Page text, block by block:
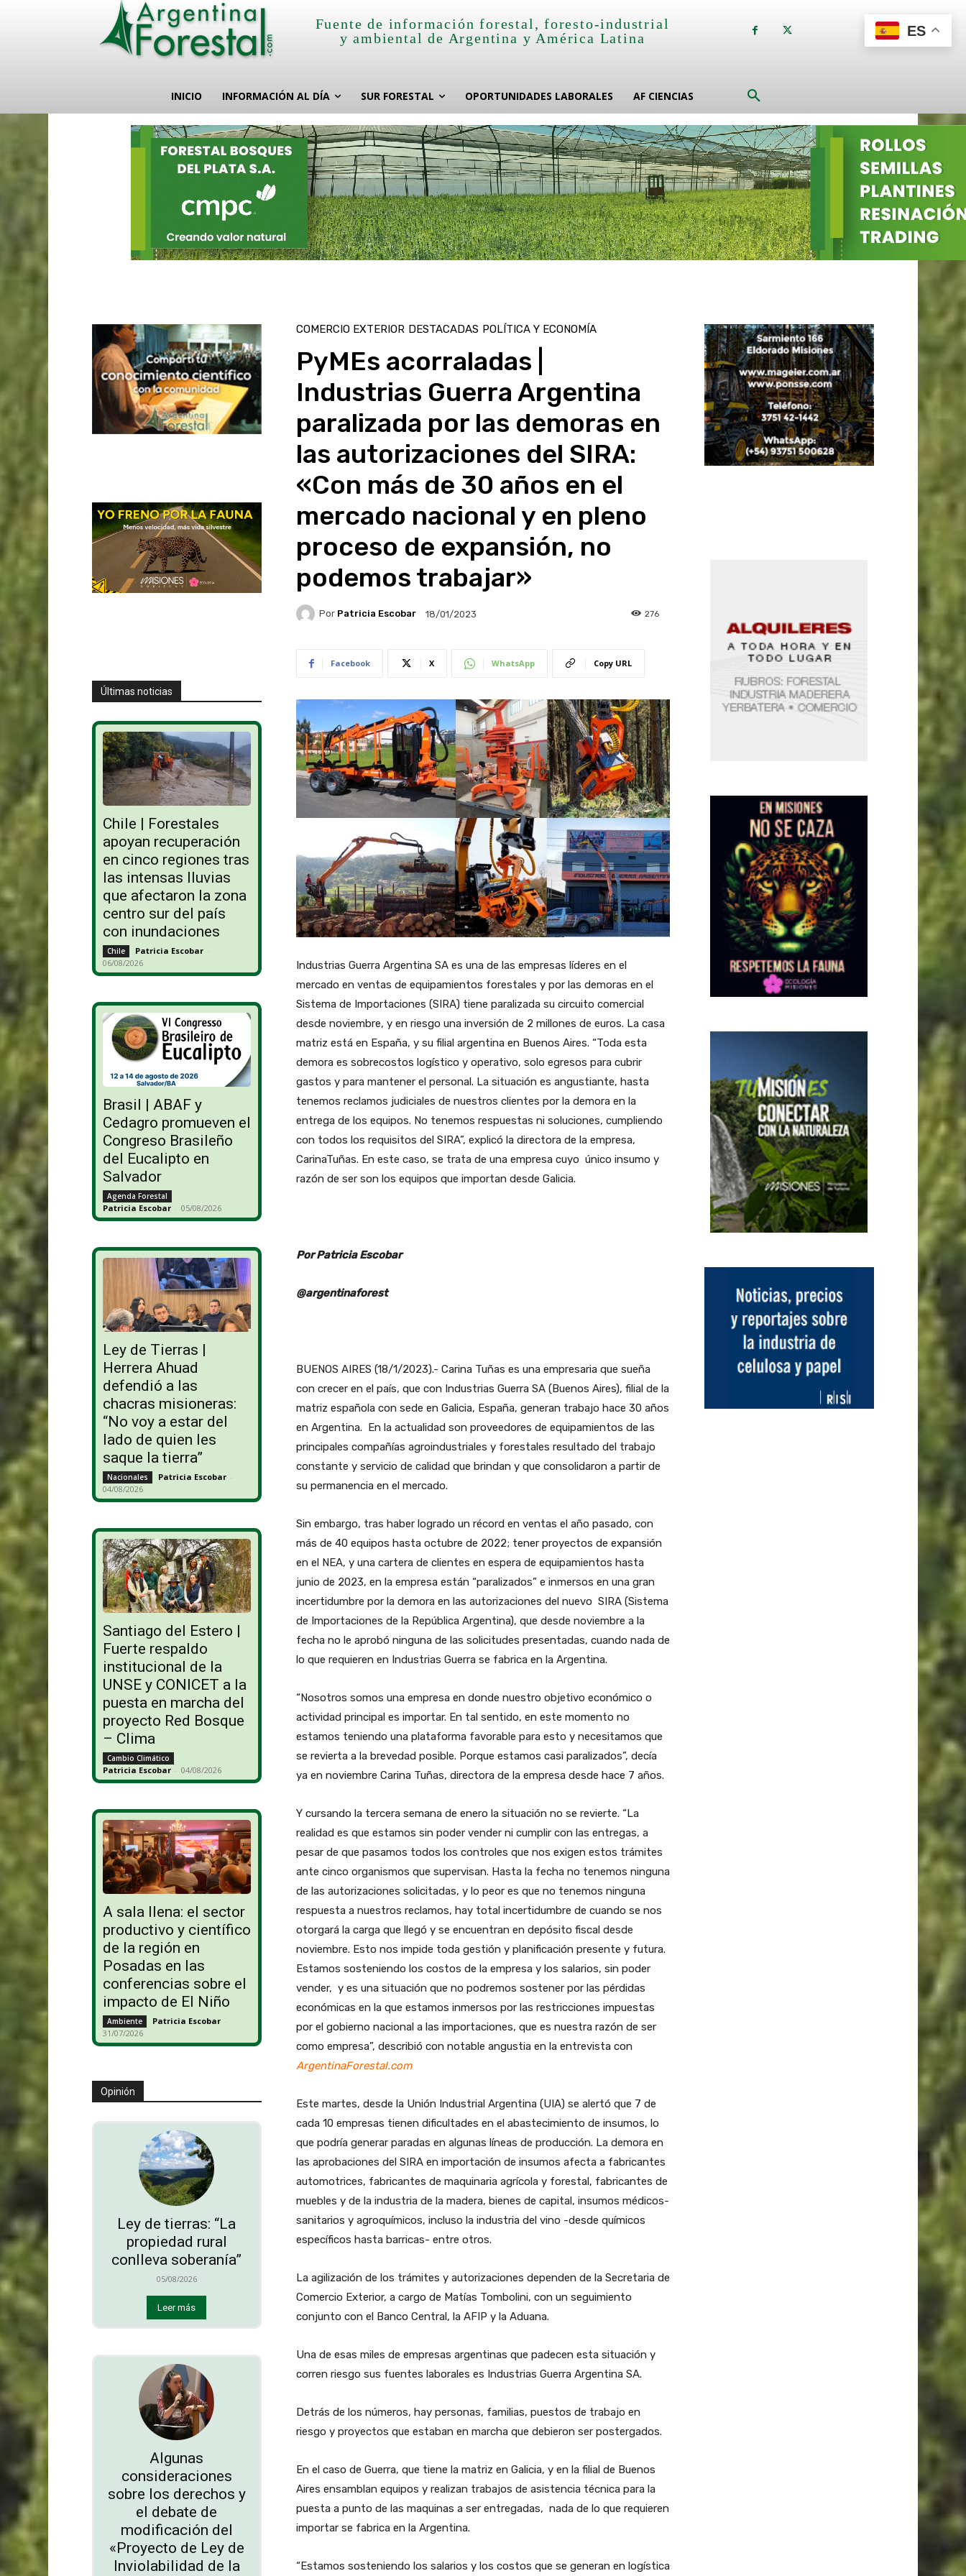
Fuente de información forestal, foresto-industrial
y ambiental de Argentina y América Latina
INICIO INFORMACIÓN AL DÍA SUR FORESTAL OPORTUNIDADES LABORALES AF CIENCIAS
Últimas noticias
Chile | Forestales
apoyan recuperación
en cinco regiones tras
las intensas lluvias
que afectaron la zona
centro sur del país
con inundaciones
Chile Patricia Escobar -
06/08/2026
Brasil | ABAF y
Cedagro promueven el
Congreso Brasileño
del Eucalipto en
Salvador
Agenda Forestal
Patricia Escobar - 05/08/2026
Ley de Tierras |
Herrera Ahuad
defendió a las
chacras misioneras:
“No voy a estar del
lado de quien les
saque la tierra”
Nacionales Patricia Escobar -
04/08/2026
Santiago del Estero |
Fuerte respaldo
institucional de la
UNSE y CONICET a la
puesta en marcha del
proyecto Red Bosque
– Clima
Cambio Climático
Patricia Escobar - 04/08/2026
A sala llena: el sector
productivo y científico
de la región en
Posadas en las
conferencias sobre el
impacto de El Niño
Ambiente Patricia Escobar -
31/07/2026
Opinión
Ley de tierras: “La
propiedad rural
conlleva soberanía”
05/08/2026
Leer más
Algunas
consideraciones
sobre los derechos y
el debate de
modificación del
«Proyecto de Ley de
Inviolabilidad de la
COMERCIO EXTERIOR DESTACADAS POLÍTICA Y ECONOMÍA
PyMEs acorraladas |
Industrias Guerra Argentina
paralizada por las demoras en
las autorizaciones del SIRA:
«Con más de 30 años en el
mercado nacional y en pleno
proceso de expansión, no
podemos trabajar»
Por Patricia Escobar 18/01/2023 276
Facebook X WhatsApp Copy URL
Industrias Guerra Argentina SA es una de las empresas líderes en el
mercado en ventas de equipamientos forestales y por las demoras en el
Sistema de Importaciones (SIRA) tiene paralizada su circuito comercial
desde noviembre, y en riesgo una inversión de 2 millones de euros. La casa
matriz está en España, y su filial argentina en Buenos Aires. “Toda esta
demora es sobrecostos logístico y operativo, solo egresos para cubrir
gastos y para mantener el personal. La situación es angustiante, hasta
tenemos reclamos judiciales de nuestros clientes por la demora en la
entrega de los equipos. No tenemos respuestas ni soluciones, cumpliendo
con todos los requisitos del SIRA”, explicó la directora de la empresa,
CarinaTuñas. En este caso, se trata de una empresa cuyo único insumo y
razón de ser son los equipos que importan desde Galicia.
Por Patricia Escobar
@argentinaforest
BUENOS AIRES (18/1/2023).- Carina Tuñas es una empresaria que sueña
con crecer en el país, que con Industrias Guerra SA (Buenos Aires), filial de la
matriz española con sede en Galicia, España, generan trabajo hace 30 años
en Argentina. En la actualidad son proveedores de equipamientos de las
principales compañías agroindustriales y forestales resultado del trabajo
constante y servicio de calidad que brindan y que consolidaron a partir de
su permanencia en el mercado.
Sin embargo, tras haber logrado un récord en ventas el año pasado, con
más de 40 equipos hasta octubre de 2022; tener proyectos de expansión
en el NEA, y una cartera de clientes en espera de equipamientos hasta
junio de 2023, en la empresa están “paralizados” e inmersos en una gran
incertidumbre por la demora en las autorizaciones del nuevo SIRA (Sistema
de Importaciones de la República Argentina), que desde noviembre a la
fecha no le aprobó ninguna de las solicitudes presentadas, cuando nada de
lo que requieren en Industrias Guerra se fabrica en la Argentina.
“Nosotros somos una empresa en donde nuestro objetivo económico o
actividad principal es importar. En tal sentido, en este momento no
estamos teniendo una plataforma favorable para esto y necesitamos que
se revierta a la brevedad posible. Porque estamos casi paralizados”, decía
ya en noviembre Carina Tuñas, directora de la empresa desde hace 7 años.
Y cursando la tercera semana de enero la situación no se revierte. “La
realidad es que estamos sin poder vender ni cumplir con las entregas, a
pesar de que pasamos todos los controles que nos exigen estos trámites
ante cinco organismos que supervisan. Hasta la fecha no tenemos ninguna
de las autorizaciones solicitadas, y lo peor es que no tenemos ninguna
respuesta a nuestros reclamos, hay total incertidumbre de cuando se nos
otorgará la carga que llegó y se encuentran en depósito fiscal desde
noviembre. Esto nos impide toda gestión y planificación presente y futura.
Estamos sosteniendo los costos de la empresa y los salarios, sin poder
vender, y es una situación que no podremos sostener por las pérdidas
económicas en la que estamos inmersos por las restricciones impuestas
por el gobierno nacional a las importaciones, que es nuestra razón de ser
como empresa”, describió con notable angustia en la entrevista con
ArgentinaForestal.com
Este martes, desde la Unión Industrial Argentina (UIA) se alertó que 7 de
cada 10 empresas tienen dificultades en el abastecimiento de insumos, lo
que podría generar paradas en algunas líneas de producción. La demora en
las aprobaciones del SIRA en importación de insumos afecta a fabricantes
automotrices, fabricantes de maquinaria agrícola y forestal, fabricantes de
muebles y de la industria de la madera, bienes de capital, insumos médicos-
sanitarios y agroquímicos, incluso la industria del vino -desde químicos
específicos hasta barricas- entre otros.
La agilización de los trámites y autorizaciones dependen de la Secretaria de
Comercio Exterior, a cargo de Matías Tombolini, con un seguimiento
conjunto con el Banco Central, la AFIP y la Aduana.
Una de esas miles de empresas argentinas que padecen esta situación y
corren riesgo sus fuentes laborales es Industrias Guerra Argentina SA.
Detrás de los números, hay personas, familias, puestos de trabajo en
riesgo y proyectos que estaban en marcha que debieron ser postergados.
En el caso de Guerra, que tiene la matriz en Galicia, y en la filial de Buenos
Aires ensamblan equipos y realizan trabajos de asistencia técnica para la
puesta a punto de las maquinas a ser entregadas, nada de lo que requieren
importar se fabrica en la Argentina.
“Estamos sosteniendo los salarios y los costos que se generan en logística
ES